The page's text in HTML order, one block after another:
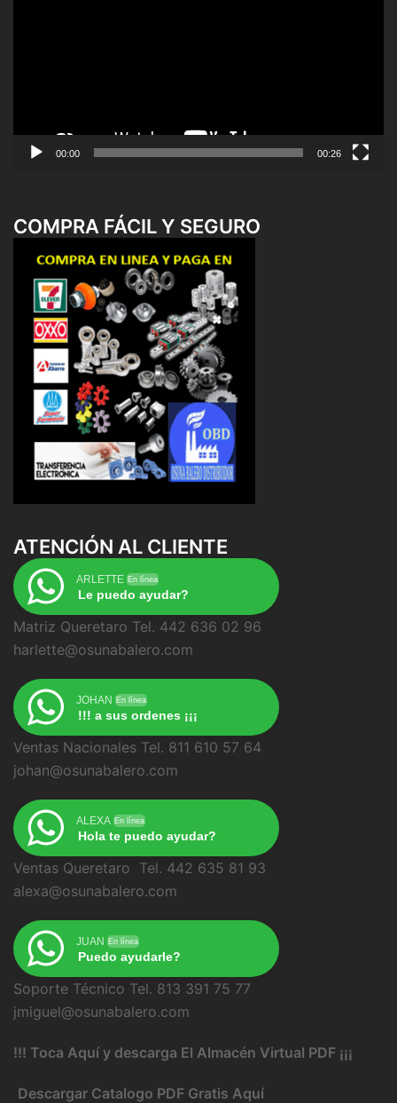
00:00 00:26
COMPRA FÁCIL Y SEGURO
ATENCIÓN AL CLIENTE
ARLETTE En línea
Le puedo ayudar?
Matriz Queretaro Tel. 442 636 02 96
harlette@osunabalero.com
JOHAN En línea
!!! a sus ordenes ¡¡¡
Ventas Nacionales Tel. 811 610 57 64
johan@osunabalero.com
ALEXA En línea
Hola te puedo ayudar?
Ventas Queretaro Tel. 442 635 81 93
alexa@osunabalero.com
JUAN En línea
Puedo ayudarle?
Soporte Técnico Tel. 813 391 75 77
jmiguel@osunabalero.com
!!! Toca Aquí y descarga El Almacén Virtual PDF ¡¡¡
Descargar Catalogo PDF Gratis Aquí